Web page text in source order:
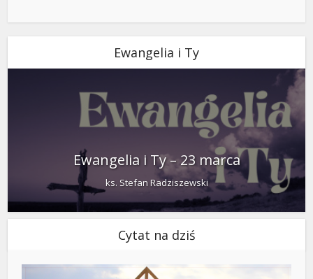
Ewangelia i Ty
Ewangelia i Ty – 23 marca
ks. Stefan Radziszewski
Cytat na dziś